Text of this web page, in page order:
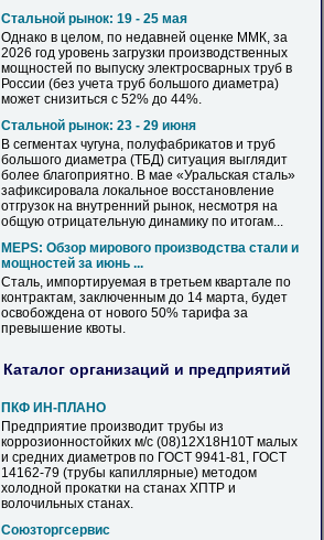
Стальной рынок: 19 - 25 мая
Однако в целом, по недавней оценке ММК, за
2026 год уровень загрузки производственных
мощностей по выпуску электросварных труб в
России (без учета труб большого диаметра)
может снизиться с 52% до 44%.
Стальной рынок: 23 - 29 июня
В сегментах чугуна, полуфабрикатов и труб
большого диаметра (ТБД) ситуация выглядит
более благоприятно. В мае «Уральская сталь»
зафиксировала локальное восстановление
отгрузок на внутренний рынок, несмотря на
общую отрицательную динамику по итогам...
MEPS: Обзор мирового производства стали и
мощностей за июнь ...
Сталь, импортируемая в третьем квартале по
контрактам, заключенным до 14 марта, будет
освобождена от нового 50% тарифа за
превышение квоты.
Каталог организаций и предприятий
ПКФ ИН-ПЛАНО
Предприятие производит трубы из
коррозионностойких м/с (08)12Х18Н10Т малых
и средних диаметров по ГОСТ 9941-81, ГОСТ
14162-79 (трубы капиллярные) методом
холодной прокатки на станах ХПТР и
волочильных станах.
Союзторгсервис